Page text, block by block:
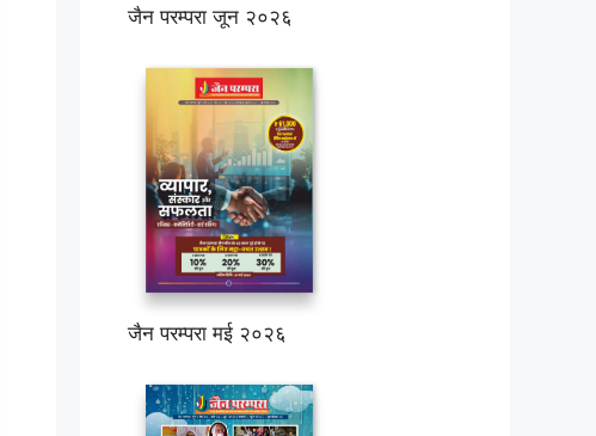
जैन परम्परा जून २०२६
जैन परम्परा मई २०२६